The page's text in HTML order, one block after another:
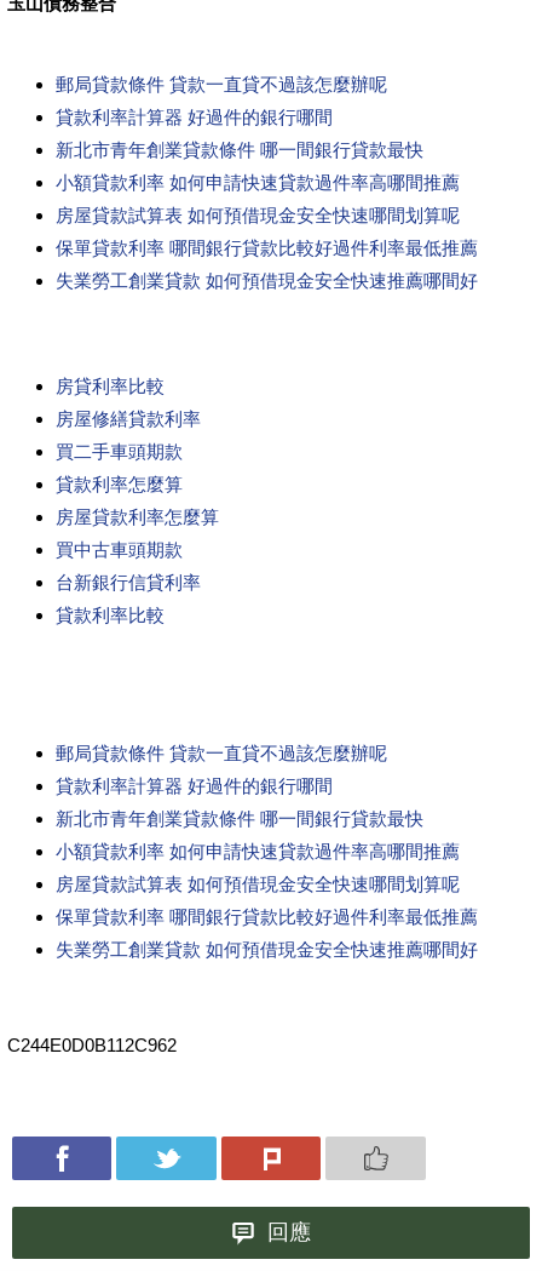
郵局貸款條件 貸款一直貸不過該怎麼辦呢
貸款利率計算器 好過件的銀行哪間
新北市青年創業貸款條件 哪一間銀行貸款最快
小額貸款利率 如何申請快速貸款過件率高哪間推薦
房屋貸款試算表 如何預借現金安全快速哪間划算呢
保單貸款利率 哪間銀行貸款比較好過件利率最低推薦
失業勞工創業貸款 如何預借現金安全快速推薦哪間好
房貸利率比較
房屋修繕貸款利率
買二手車頭期款
貸款利率怎麼算
房屋貸款利率怎麼算
買中古車頭期款
台新銀行信貸利率
貸款利率比較
郵局貸款條件 貸款一直貸不過該怎麼辦呢
貸款利率計算器 好過件的銀行哪間
新北市青年創業貸款條件 哪一間銀行貸款最快
小額貸款利率 如何申請快速貸款過件率高哪間推薦
房屋貸款試算表 如何預借現金安全快速哪間划算呢
保單貸款利率 哪間銀行貸款比較好過件利率最低推薦
失業勞工創業貸款 如何預借現金安全快速推薦哪間好
C244E0D0B112C962
回應